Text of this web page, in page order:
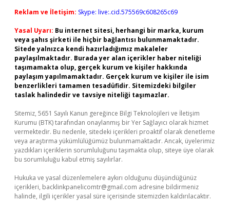
Reklam ve İletişim: Skype: live:.cid.575569c608265c69
Yasal Uyarı: Bu internet sitesi, herhangi bir marka, kurum
veya şahıs şirketi ile hiçbir bağlantısı bulunmamaktadır.
Sitede yalnızca kendi hazırladığımız makaleler
paylaşılmaktadır. Burada yer alan içerikler haber niteliği
taşımamakta olup, gerçek kurum ve kişiler hakkında
paylaşım yapılmamaktadır. Gerçek kurum ve kişiler ile isim
benzerlikleri tamamen tesadüfidir. Sitemizdeki bilgiler
taslak halindedir ve tavsiye niteliği taşımazlar.
Sitemiz, 5651 Sayılı Kanun gereğince Bilgi Teknolojileri ve İletişim
Kurumu (BTK) tarafından onaylanmış bir Yer Sağlayıcı olarak hizmet
vermektedir. Bu nedenle, sitedeki içerikleri proaktif olarak denetleme
veya araştırma yükümlülüğümüz bulunmamaktadır. Ancak, üyelerimiz
yazdıkları içeriklerin sorumluluğunu taşımakta olup, siteye üye olarak
bu sorumluluğu kabul etmiş sayılırlar.
Hukuka ve yasal düzenlemelere aykırı olduğunu düşündüğünüz
içerikleri, backlinkpanelicomtr@gmail.com adresine bildirmeniz
halinde, ilgili içerikler yasal süre içerisinde sitemizden kaldırılacaktır.